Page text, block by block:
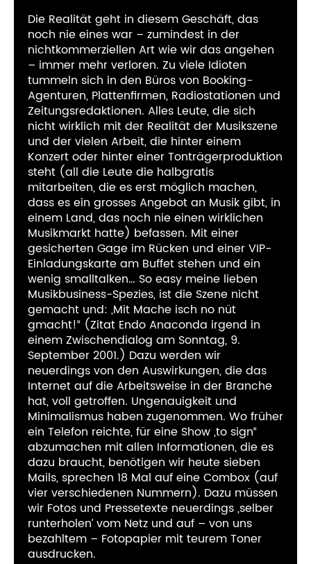
Die Realität geht in diesem Geschäft, das
noch nie eines war – zumindest in der
nichtkommerziellen Art wie wir das angehen
– immer mehr verloren. Zu viele Idioten
tummeln sich in den Büros von Booking-
Agenturen, Plattenfirmen, Radiostationen und
Zeitungsredaktionen. Alles Leute, die sich
nicht wirklich mit der Realität der Musikszene
und der vielen Arbeit, die hinter einem
Konzert oder hinter einer Tonträgerproduktion
steht (all die Leute die halbgratis
mitarbeiten, die es erst möglich machen,
dass es ein grosses Angebot an Musik gibt, in
einem Land, das noch nie einen wirklichen
Musikmarkt hatte) befassen. Mit einer
gesicherten Gage im Rücken und einer VIP-
Einladungskarte am Buffet stehen und ein
wenig smalltalken… So easy meine lieben
Musikbusiness-Spezies, ist die Szene nicht
gemacht und: „Mit Mache isch no nüt
gmacht!“ (Zitat Endo Anaconda irgend in
einem Zwischendialog am Sonntag, 9.
September 2001.) Dazu werden wir
neuerdings von den Auswirkungen, die das
Internet auf die Arbeitsweise in der Branche
hat, voll getroffen. Ungenauigkeit und
Minimalismus haben zugenommen. Wo früher
ein Telefon reichte, für eine Show „to sign“
abzumachen mit allen Informationen, die es
dazu braucht, benötigen wir heute sieben
Mails, sprechen 18 Mal auf eine Combox (auf
vier verschiedenen Nummern). Dazu müssen
wir Fotos und Pressetexte neuerdings ‚selber
runterholen’ vom Netz und auf – von uns
bezahltem – Fotopapier mit teurem Toner
ausdrucken.